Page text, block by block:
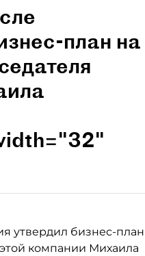
план на
утвердил бизнес-план
этой компании Михаила